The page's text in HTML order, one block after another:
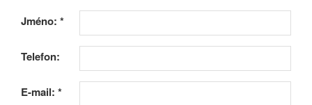
Jméno: *
Telefon:
E-mail: *